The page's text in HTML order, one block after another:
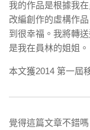
我的作品是根據我
改編創作的虛構作
到很幸福。我將轉
是我在員林的姐姐。
本文獲2014 第一屆
覺得這篇文章不錯